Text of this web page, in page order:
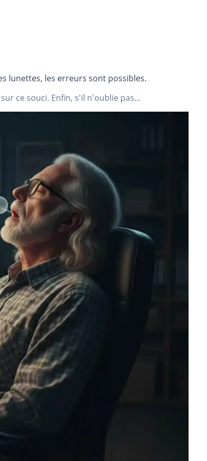
lunettes, les erreurs sont possibles.
ce souci. Enfin, s'il n'oublie pas...